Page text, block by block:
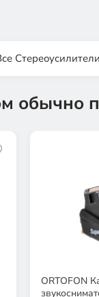
Стереоусилители
обычно
ORTOFON